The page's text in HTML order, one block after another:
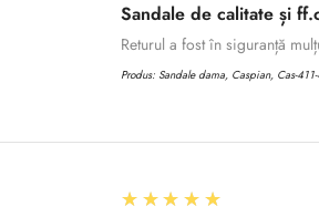
Sandale de calitate și
Returul a fost în siguranță
Produs: Sandale dama, Caspian, Cas-
5
★★★★★